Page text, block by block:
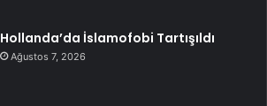
Hollanda’da İslamofobi Tartışıldı
Ağustos 7, 2026